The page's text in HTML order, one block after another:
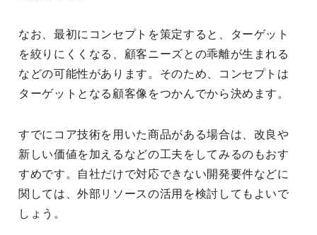
なお、最初にコンセプトを策定すると、ターゲット
を絞りにくくなる、顧客ニーズとの乖離が生まれる
などの可能性があります。そのため、コンセプトは
ターゲットとなる顧客像をつかんでから決めます。
すでにコア技術を用いた商品がある場合は、改良や
新しい価値を加えるなどの工夫をしてみるのもおす
すめです。自社だけで対応できない開発要件などに
関しては、外部リソースの活用を検討してもよいで
しょう。